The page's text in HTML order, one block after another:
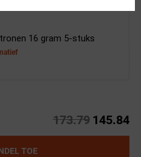
16 gram 5-stuks
173.79 145.84
TOE